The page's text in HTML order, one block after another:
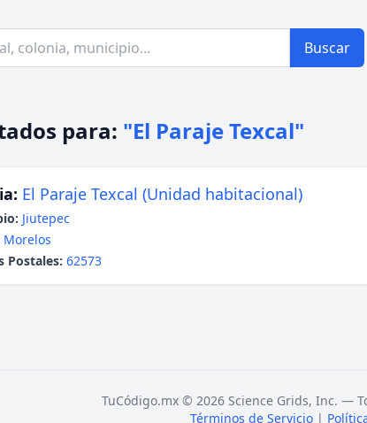
Buscar
para: "El Paraje Texcal"
El Paraje Texcal (Unidad habitacional)
Jiutepec
Morelos
Postales: 62573
TuCódigo.mx © 2026 Science Grids, Inc. —
Términos de Servicio |